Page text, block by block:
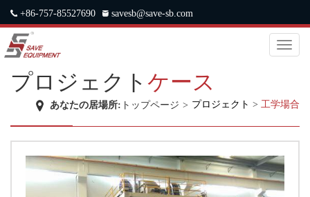
+86-757-85527690 savesb@save-sb.com
RUSSIANToggle
プロジェクト ケース
あなたの居場所: トップページ > プロジェクト > 工学場合